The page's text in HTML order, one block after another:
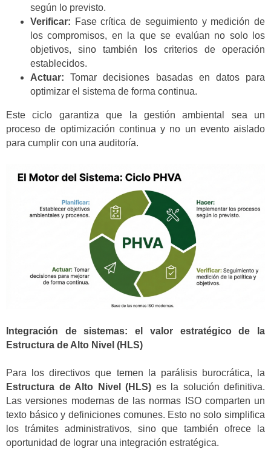
según lo previsto.
Verificar: Fase crítica de seguimiento y medición de
los compromisos, en la que se evalúan no solo los
objetivos, sino también los criterios de operación
establecidos.
Actuar: Tomar decisiones basadas en datos para
optimizar el sistema de forma continua.
Este ciclo garantiza que la gestión ambiental sea un
proceso de optimización continua y no un evento aislado
para cumplir con una auditoría.
Integración de sistemas: el valor estratégico de la
Estructura de Alto Nivel (HLS)
Para los directivos que temen la parálisis burocrática, la
Estructura de Alto Nivel (HLS) es la solución definitiva.
Las versiones modernas de las normas ISO comparten un
texto básico y definiciones comunes. Esto no solo simplifica
los trámites administrativos, sino que también ofrece la
oportunidad de lograr una integración estratégica.